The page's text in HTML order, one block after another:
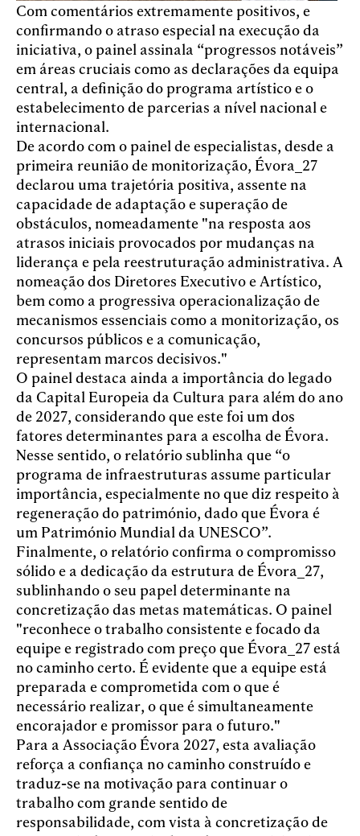
Com comentários extremamente positivos, e
confirmando o atraso especial na execução da
iniciativa, o painel assinala “progressos notáveis”
em áreas cruciais como as declarações da equipa
central, a definição do programa artístico e o
estabelecimento de parcerias a nível nacional e
internacional.
De acordo com o painel de especialistas, desde a
primeira reunião de monitorização, Évora_27
declarou uma trajetória positiva, assente na
capacidade de adaptação e superação de
obstáculos, nomeadamente "na resposta aos
atrasos iniciais provocados por mudanças na
liderança e pela reestruturação administrativa. A
nomeação dos Diretores Executivo e Artístico,
bem como a progressiva operacionalização de
mecanismos essenciais como a monitorização, os
concursos públicos e a comunicação,
representam marcos decisivos."
O painel destaca ainda a importância do legado
da Capital Europeia da Cultura para além do ano
de 2027, considerando que este foi um dos
fatores determinantes para a escolha de Évora.
Nesse sentido, o relatório sublinha que “o
programa de infraestruturas assume particular
importância, especialmente no que diz respeito à
regeneração do património, dado que Évora é
um Património Mundial da UNESCO”.
Finalmente, o relatório confirma o compromisso
sólido e a dedicação da estrutura de Évora_27,
sublinhando o seu papel determinante na
concretização das metas matemáticas. O painel
"reconhece o trabalho consistente e focado da
equipe e registrado com preço que Évora_27 está
no caminho certo. É evidente que a equipe está
preparada e comprometida com o que é
necessário realizar, o que é simultaneamente
encorajador e promissor para o futuro."
Para a Associação Évora 2027, esta avaliação
reforça a confiança no caminho construído e
traduz-se na motivação para continuar o
trabalho com grande sentido de
responsabilidade, com vista à concretização de